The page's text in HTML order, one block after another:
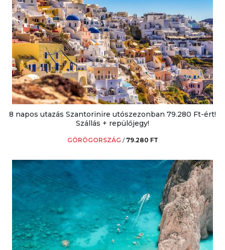
8 napos utazás Szantorinire utószezonban 79.280 Ft-ért!
Szállás + repülőjegy!
GÖRÖGORSZÁG / 79.280 FT